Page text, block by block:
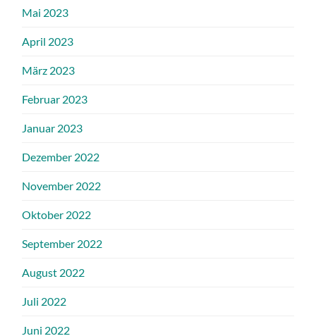
Mai 2023
April 2023
März 2023
Februar 2023
Januar 2023
Dezember 2022
November 2022
Oktober 2022
September 2022
August 2022
Juli 2022
Juni 2022